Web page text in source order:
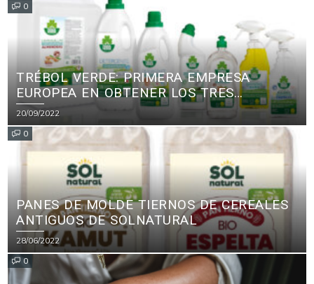
0
TRÉBOL VERDE: PRIMERA EMPRESA
EUROPEA EN OBTENER LOS TRES
PRINCIPALES CERTIFICADOS ECOLÓGICOS
PARA PRODUCTOS DE LIMPIEZA
20/09/2022
0
PANES DE MOLDE TIERNOS DE CEREALES
ANTIGUOS DE SOLNATURAL
28/06/2022
0